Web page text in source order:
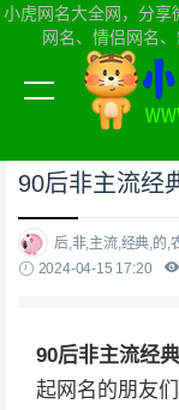
小虎网名大全网，分享
网名、情侣网名
当前位置：小虎网名
90后非主流经
后,非,主流,经典,的,
2024-04-15 17:20
90后非主流经
起网名的朋友